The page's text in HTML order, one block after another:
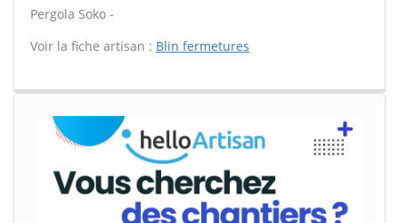
Pergola Soko -
Voir la fiche artisan : Blin fermetures